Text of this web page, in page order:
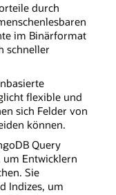
durch
im Binärformat
schneller
flexible und
sich Felder von
können.
Query
um Entwicklern
Sie
Indizes, um